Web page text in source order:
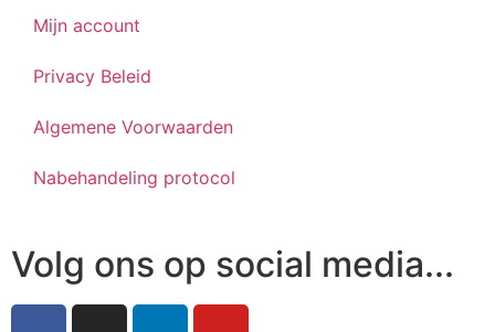
Mijn account
Privacy Beleid
Algemene Voorwaarden
Nabehandeling protocol
Volg ons op social media...